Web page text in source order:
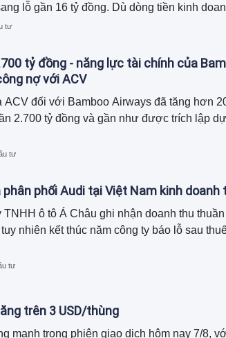
lỗ gần 16 tỷ đồng. Dù dòng tiền kinh
yếu đến từ thu hồi công nợ và giảm hàng
tư
tỷ đồng - năng lực tài chính của
nợ với ACV
ACV đối với Bamboo Airways đã tăng hơn
2.700 tỷ đồng và gần như được trích lập
tư
phân phối Audi tại Việt Nam kinh doanh
TNHH ô tô Á Châu ghi nhận doanh thu
nhiên kết thúc năm công ty báo lỗ sau
tư
trên 3 USD/thùng
mạnh trong phiên giao dịch hôm nay 7/8,